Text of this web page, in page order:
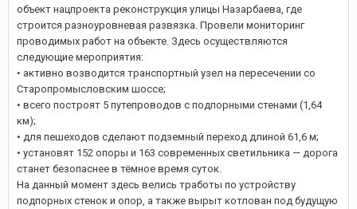
объект нацпроекта реконструкция улицы Назарбаева, где
строится разноуровневая развязка. Провели мониторинг
проводимых работ на объекте. Здесь осуществляются
следующие мероприятия:
• активно возводится транспортный узел на пересечении со
Старопромысловским шоссе;
• всего построят 5 путепроводов с подпорными стенами (1,64
км);
• для пешеходов сделают подземный переход длиной 61,6 м;
• установят 152 опоры и 163 современных светильника — дорога
станет безопаснее в тёмное время суток.
На данный момент здесь велись тработы по устройству
подпорных стенок и опор, а также вырыт котлован под будущую